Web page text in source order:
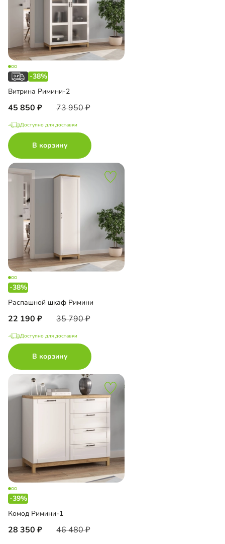
-38%
Витрина Римини-2
45 850 73 950
Доступно для доставки
В корзину
-38%
Распашной шкаф Римини
22 190 35 790
Доступно для доставки
В корзину
-39%
Комод Римини-1
28 350 46 480